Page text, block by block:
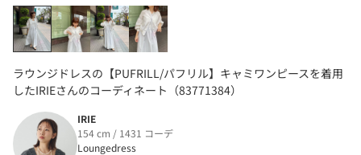
ラウンジドレスの【PUFRILL/パフリル】キャミワンピースを着用
したIRIEさんのコーディネート（83771384）
IRIE
154 cm / 1431 コーデ
Loungedress